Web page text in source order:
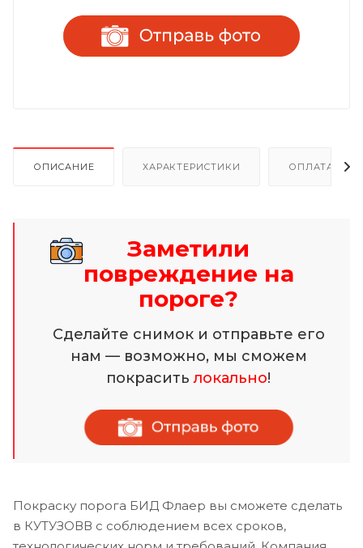
ОПИСАНИЕ ХАРАКТЕРИСТИКИ ОПЛАТА И
Заметили
повреждение на
пороге?
Сделайте снимок и отправьте его
нам — возможно, мы сможем
покраситьлокально!
Покраску порога БИД Флаер вы сможете сделать
в КУТУЗОВВ с соблюдением всех сроков,